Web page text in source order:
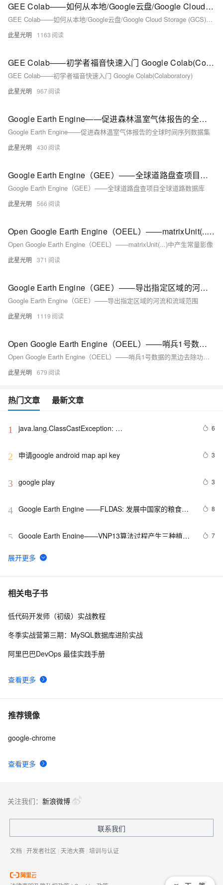
GEE Colab——如何从本地/Google云盘/Google Cloud Storage (GCS)上传和下载
GEE Colab——如何从本地/Google云盘/Google Cloud Storage (GCS)上传和下载
此星光明 1163
GEE Colab——初学者福音快速入门 Google Colab(Colaboratory)
GEE Colab——初学者福音快速入门 Google Colab(Colaboratory)
此星光明 967
Google Earth Engine——促进森林温室气体报告的全球时间序列数据集
Google Earth Engine——促进森林温室气体报告的全球时间序列数据集
此星光明 430
Google Earth Engine（GEE）——全球道路盘查项目全球道路数据库
Google Earth Engine（GEE）——全球道路盘查项目全球道路数据库
此星光明 566
Open Google Earth Engine（OEEL）——matrixUnit(...)中产生常量影像
Open Google Earth Engine（OEEL）——matrixUnit(...)中产生常量影像
此星光明 371
Google Earth Engine（GEE）——导出指定区域的河流和流域范围
Google Earth Engine（GEE）——导出指定区域的河流和流域范围
此星光明 1119
Open Google Earth Engine（OEEL）——哨兵1号数据的黑边去除功能附链接和代码
Open Google Earth Engine（OEEL）——哨兵1号数据的黑边去除功能附链接和代码
此星光明 679
热门文章 最新文章
1 java.lang.ClassCastException:
cast to xxxxxx
6
2 申请google android map api key 3
3 google play 3
4 Google Earth Engine ——FLDAS: 发展中国家的粮食安
8
5 Google Earth Engine——VNP13算法过程产生三种植被
被指数（EVI），以及（3）增强植被指数-2（EVI2）。
7
6 Google 历年笔试面试30题
7 [CTO札记]Google数字图书馆对中国版权的威胁
8 Google Earth Engine——NCEP/NCAR再分析项目是美
家大气研究中心（NCAR）全球气温数据集
Bundle 上传格式问题（一）
| 云原生生态周报 Vol. 57
相关电子书
查看更多
低代码开发师（初级）实战教程
冬季实战营第三期：MySQL数据库进阶实战
阿里巴巴DevOps 最佳实践手册
推荐镜像
查看更多
google-chrome
关注我们： 新浪微博
联系我们
文档 | 开发者社区 | 天池大赛 | 培训与认证